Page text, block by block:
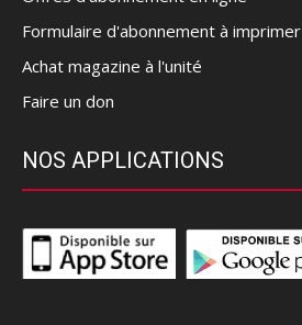
Formulaire d'abonnement à imprimer
Achat magazine à l'unité
Faire un don
NOS APPLICATIONS